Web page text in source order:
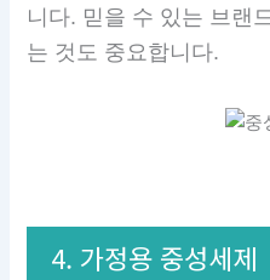
니다. 믿을 수 있는 브랜
는 것도 중요합니다.
4. 가정용 중성세제